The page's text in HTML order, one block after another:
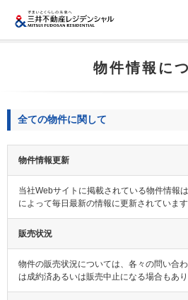
くらしについて
採用情報
お問い合わせ
サイトマップ
物件情報に
全ての物件に関して
物件情報更新
当社Webサイトに掲載されている物件情報
によって毎日最新の情報に更新されています
販売状況
物件の販売状況については、各々の問い合
は成約済あるいは販売中止になる場合もあり